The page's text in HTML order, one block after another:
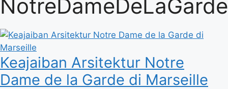
NotreDameDeLaGarde
Keajaiban Arsitektur Notre
Dame de la Garde di Marseille